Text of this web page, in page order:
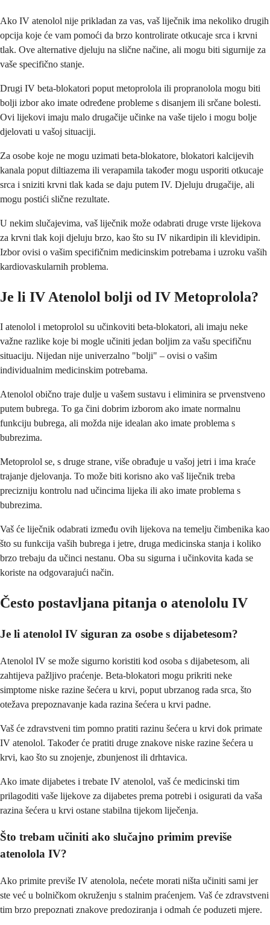
Ako IV atenolol nije prikladan za vas, vaš liječnik ima nekoliko drugih
opcija koje će vam pomoći da brzo kontrolirate otkucaje srca i krvni
tlak. Ove alternative djeluju na slične načine, ali mogu biti sigurnije za
vaše specifično stanje.
Drugi IV beta-blokatori poput metoprolola ili propranolola mogu biti
bolji izbor ako imate određene probleme s disanjem ili srčane bolesti.
Ovi lijekovi imaju malo drugačije učinke na vaše tijelo i mogu bolje
djelovati u vašoj situaciji.
Za osobe koje ne mogu uzimati beta-blokatore, blokatori kalcijevih
kanala poput diltiazema ili verapamila također mogu usporiti otkucaje
srca i sniziti krvni tlak kada se daju putem IV. Djeluju drugačije, ali
mogu postići slične rezultate.
U nekim slučajevima, vaš liječnik može odabrati druge vrste lijekova
za krvni tlak koji djeluju brzo, kao što su IV nikardipin ili klevidipin.
Izbor ovisi o vašim specifičnim medicinskim potrebama i uzroku vaših
kardiovaskularnih problema.
Je li IV Atenolol bolji od IV Metoprolola?
I atenolol i metoprolol su učinkoviti beta-blokatori, ali imaju neke
važne razlike koje bi mogle učiniti jedan boljim za vašu specifičnu
situaciju. Nijedan nije univerzalno "bolji" – ovisi o vašim
individualnim medicinskim potrebama.
Atenolol obično traje dulje u vašem sustavu i eliminira se prvenstveno
putem bubrega. To ga čini dobrim izborom ako imate normalnu
funkciju bubrega, ali možda nije idealan ako imate problema s
bubrezima.
Metoprolol se, s druge strane, više obrađuje u vašoj jetri i ima kraće
trajanje djelovanja. To može biti korisno ako vaš liječnik treba
precizniju kontrolu nad učincima lijeka ili ako imate problema s
bubrezima.
Vaš će liječnik odabrati između ovih lijekova na temelju čimbenika kao
što su funkcija vaših bubrega i jetre, druga medicinska stanja i koliko
brzo trebaju da učinci nestanu. Oba su sigurna i učinkovita kada se
koriste na odgovarajući način.
Često postavljana pitanja o atenololu IV
Je li atenolol IV siguran za osobe s dijabetesom?
Atenolol IV se može sigurno koristiti kod osoba s dijabetesom, ali
zahtijeva pažljivo praćenje. Beta-blokatori mogu prikriti neke
simptome niske razine šećera u krvi, poput ubrzanog rada srca, što
otežava prepoznavanje kada razina šećera u krvi padne.
Vaš će zdravstveni tim pomno pratiti razinu šećera u krvi dok primate
IV atenolol. Također će pratiti druge znakove niske razine šećera u
krvi, kao što su znojenje, zbunjenost ili drhtavica.
Ako imate dijabetes i trebate IV atenolol, vaš će medicinski tim
prilagoditi vaše lijekove za dijabetes prema potrebi i osigurati da vaša
razina šećera u krvi ostane stabilna tijekom liječenja.
Što trebam učiniti ako slučajno primim previše
atenolola IV?
Ako primite previše IV atenolola, nećete morati ništa učiniti sami jer
ste već u bolničkom okruženju s stalnim praćenjem. Vaš će zdravstveni
tim brzo prepoznati znakove predoziranja i odmah će poduzeti mjere.